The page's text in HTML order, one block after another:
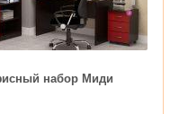
набор Миди